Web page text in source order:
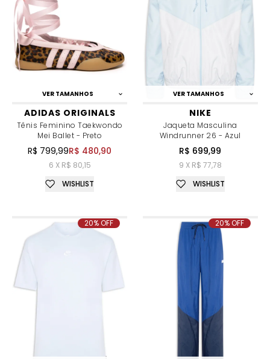
VER TAMANHOS
ADIDAS ORIGINALS
Tênis Feminino Taekwondo
Mei Ballet - Preto
R$ 799,99R$ 480,90
6 X R$ 80,15
WISHLIST
VER TAMANHOS
NIKE
Jaqueta Masculina
Windrunner 26 - Azul
R$ 699,99
9 X R$ 77,78
WISHLIST
20% OFF 20% OFF